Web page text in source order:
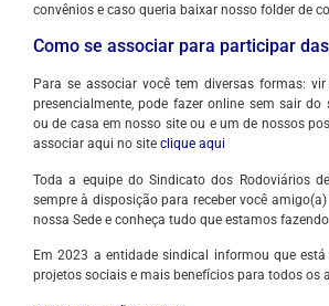
convênios e caso queria baixar nosso folder de
Como se associar para participar
Para se associar você tem diversas formas:
presencialmente, pode fazer online sem sair
ou de casa em nosso site ou e um de nossos
associar aqui no site clique aqui
Toda a equipe do Sindicato dos Rodoviários
sempre à disposição para receber você
nossa Sede e conheça tudo que estamos
Em 2023 a entidade sindical informou que
projetos sociais e mais benefícios para todos os